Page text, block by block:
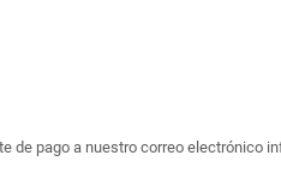
de pago a nuestro correo electrónico